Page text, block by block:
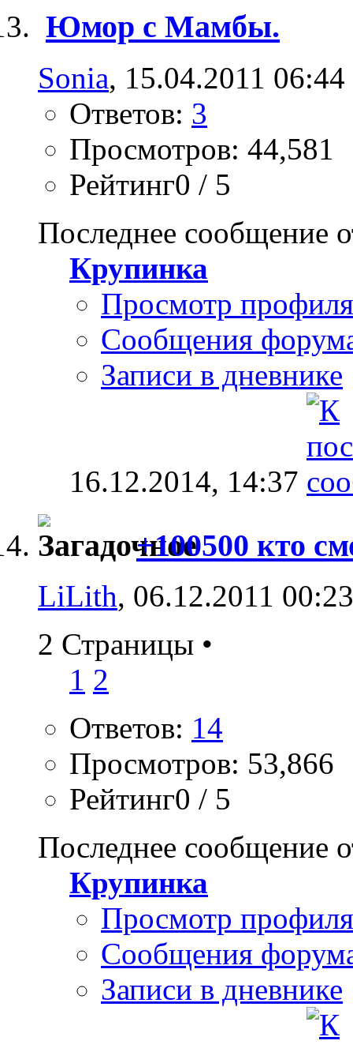
Юмор с Мамбы.
Sonia, 15.04.2011 06:44
Ответов: 3
Просмотров: 44,581
Рейтинг0 / 5
Последнее сообщение
Крупинка
Просмотр профиля
Сообщения
Записи в дневнике
16.12.2014, 14:37
+100500 кто
LiLith, 06.12.2011 00:23
2 Страницы •
1 2
Ответов: 14
Просмотров: 53,866
Рейтинг0 / 5
Последнее сообщение
Крупинка
Просмотр профиля
Сообщения
Записи в дневнике